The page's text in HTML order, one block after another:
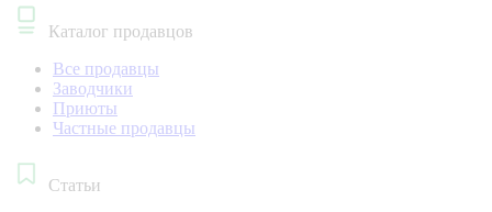
Каталог продавцов
Все продавцы
Заводчики
Приюты
Частные продавцы
Статьи